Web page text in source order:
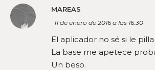
MAREAS
11 de enero de 2016 a las 16:30
El aplicador no sé si le
La base me apetece
Un beso.